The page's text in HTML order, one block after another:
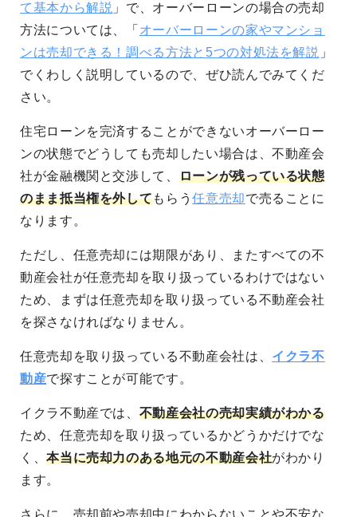
て基本から解説 」で、オーバーローンの場合の売却
方法については、「 オーバーローンの家やマンショ
ンは売却できる！調べる方法と5つの対処法を解説 」
でくわしく説明しているので、ぜひ読んでみてくだ
さい。
住宅ローンを完済することができないオーバーロー
ンの状態でどうしても売却したい場合は、不動産会
社が金融機関と交渉して、 ローンが残っている状態
のまま抵当権を外してもらう任意売却で売ることに
なります。
ただし、任意売却には期限があり、またすべての不
動産会社が任意売却を取り扱っているわけではない
ため、まずは任意売却を取り扱っている不動産会社
を探さなければなりません。
任意売却を取り扱っている不動産会社は、 イクラ不
動産で探すことが可能です。
イクラ不動産では、 不動産会社の売却実績がわかる
ため、任意売却を取り扱っているかどうかだけでな
く、本当に売却力のある地元の不動産会社がわかり
ます。
さらに、売却前や売却中にわからないことや不安な